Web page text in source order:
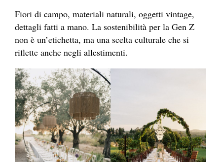
Fiori di campo, materiali naturali, oggetti vintage,
dettagli fatti a mano. La sostenibilità per la Gen Z
non è un’etichetta, ma una scelta culturale che si
riflette anche negli allestimenti.